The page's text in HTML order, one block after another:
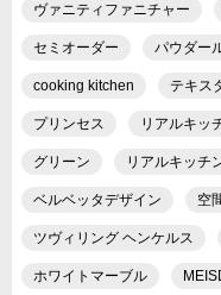
ヴァニティファニチャー
セミオーダー パウダー
cooking kitchen テキス
プリンセス リアルキッ
グリーン リアルキッチ
ベルベッタデザイン 空
ツヴィリング ヘンケルス
ホワイトマーブル